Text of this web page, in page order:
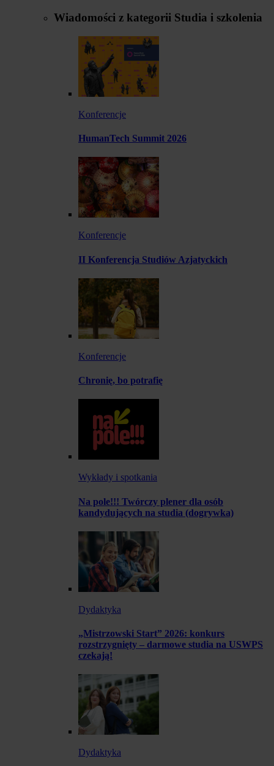
Wiadomości z kategorii Studia i szkolenia
Konferencje
HumanTech Summit 2026
Konferencje
II Konferencja Studiów Azjatyckich
Konferencje
Chronię, bo potrafię
Wykłady i spotkania
Na pole!!! Twórczy plener dla osób
kandydujących na studia (dogrywka)
Dydaktyka
„Mistrzowski Start” 2026: konkurs
rozstrzygnięty – darmowe studia na USWPS
czekają!
Dydaktyka